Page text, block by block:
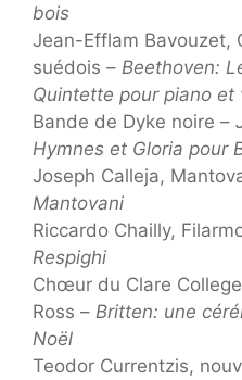
bois
Jean-Efflam Bavouzet,
suédois – Beethoven:
Quintette pour piano et
Bande de Dyke noire –
Hymnes et Gloria pour
Joseph Calleja,
Mantovani
Riccardo Chailly,
Respighi
Chœur du Clare
Ross – Britten: une
Noël
Teodor Currentzis,